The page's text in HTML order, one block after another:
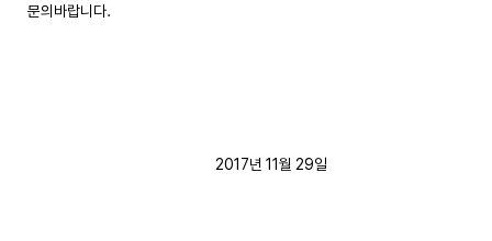
문의바랍니다.
2017년 11월 29일